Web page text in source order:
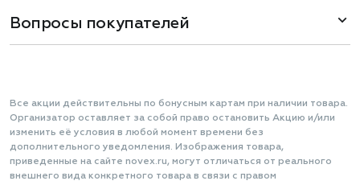
Вопросы покупателей
Все акции действительны по бонусным картам при наличии товара.
Организатор оставляет за собой право остановить Акцию и/или
изменить её условия в любой момент времени без
дополнительного уведомления. Изображения товара,
приведенные на сайте novex.ru, могут отличаться от реального
внешнего вида конкретного товара в связи с правом